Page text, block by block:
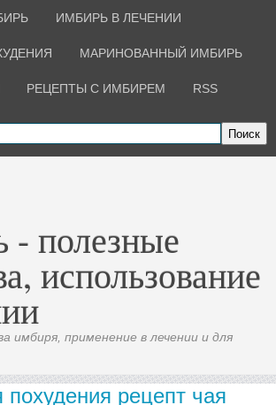
ИМБИРЬ В ЛЕЧЕНИИ
МАРИНОВАННЫЙ ИМБИРЬ
РЕЦЕПТЫ С ИМБИРЕМ RSS
Поиск
- полезные
использование
имбиря, применение в лечении и для
рецепт чая